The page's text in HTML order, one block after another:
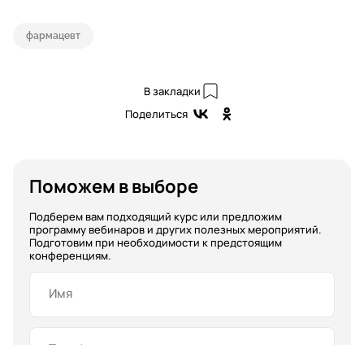
фармацевт
В закладки
Поделиться
Поможем в выборе
Подберем вам подходящий курс или предложим
программу вебинаров и других полезных мероприятий.
Подготовим при необходимости к предстоящим
конференциям.
Имя